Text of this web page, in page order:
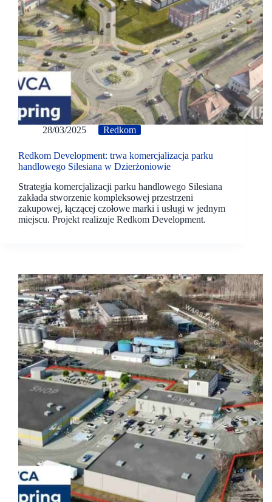
28/03/2025 Redkom
Redkom Development: trwa komercjalizacja parku
handlowego Silesiana w Dzierżoniowie
Strategia komercjalizacji parku handlowego Silesiana
zakłada stworzenie kompleksowej przestrzeni
zakupowej, łączącej czołowe marki i usługi w jednym
miejscu. Projekt realizuje Redkom Development.